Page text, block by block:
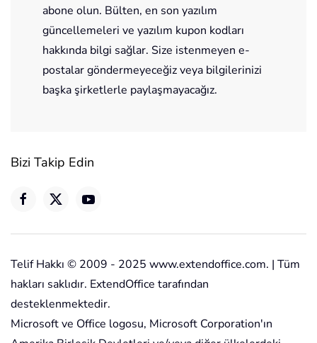
abone olun. Bülten, en son yazılım
güncellemeleri ve yazılım kupon kodları
hakkında bilgi sağlar. Size istenmeyen e-
postalar göndermeyeceğiz veya bilgilerinizi
başka şirketlerle paylaşmayacağız.
Bizi Takip Edin
Telif Hakkı © 2009 - 2025 www.extendoffice.com. | Tüm
hakları saklıdır. ExtendOffice tarafından
desteklenmektedir.
Microsoft ve Office logosu, Microsoft Corporation'ın